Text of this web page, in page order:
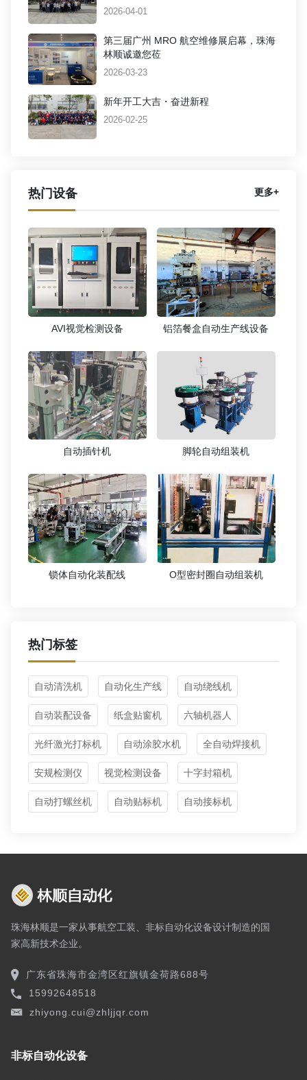
2026-04-01
第三届广州 MRO 航空维修展启幕，珠海
林顺诚邀您莅
2026-03-23
新年开工大吉・奋进新程
2026-02-25
热门设备 更多+
AVI视觉检测设备 铝箔餐盒自动生产线设备
自动插针机 脚轮自动组装机
锁体自动化装配线 O型密封圈自动组装机
热门标签
自动清洗机 自动化生产线 自动绕线机
自动装配设备 纸盒贴窗机 六轴机器人
光纤激光打标机 自动涂胶水机 全自动焊接机
安规检测仪 视觉检测设备 十字封箱机
自动打螺丝机 自动贴标机 自动接标机
珠海林顺是一家从事航空工装、非标自动化设备设计制造的国
家高新技术企业。
广东省珠海市金湾区红旗镇金荷路688号
15992648518
zhiyong.cui@zhljjqr.com
非标自动化设备